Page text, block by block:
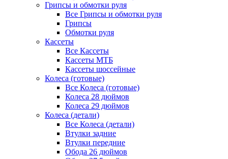
Грипсы и обмотки руля
Все Грипсы и обмотки руля
Грипсы
Обмотки руля
Кассеты
Все Кассеты
Кассеты МТБ
Кассеты шоссейные
Колеса (готовые)
Все Колеса (готовые)
Колеса 28 дюймов
Колеса 29 дюймов
Колеса (детали)
Все Колеса (детали)
Втулки задние
Втулки передние
Обода 26 дюймов